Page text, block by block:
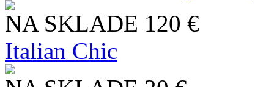
NA SKLADE 120 €
Italian Chic